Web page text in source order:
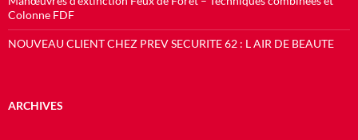
Colonne FDF
NOUVEAU CLIENT CHEZ PREV SECURITE 62 : L AIR DE BEAUTE
ARCHIVES